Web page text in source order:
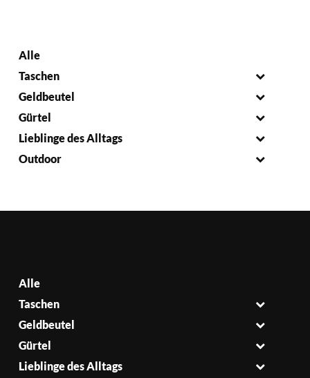
Alle
Taschen
Geldbeutel
Gürtel
Lieblinge des Alltags
Outdoor
Alle
Taschen
Geldbeutel
Gürtel
Lieblinge des Alltags